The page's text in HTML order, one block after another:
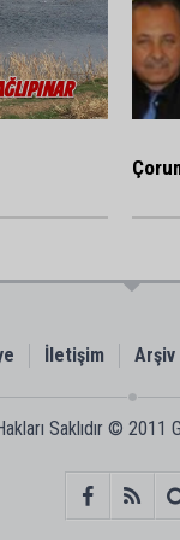
İletişim Arşiv
Saklıdır © 2011